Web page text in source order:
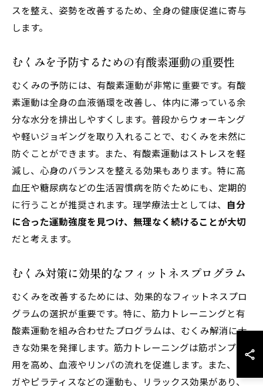
スを整え、姿勢を改善するため、全身の健康促進に寄与
します。
むくみを予防するための有酸素運動の重要性
むくみの予防には、有酸素運動が非常に重要です。有酸
素運動は全身の血液循環を改善し、体内に滞っている余
分な水分を排出しやすくします。普段からウォーキング
や軽いジョギングを取り入れることで、むくみを未然に
防ぐことができます。また、有酸素運動はストレスを軽
減し、心身のバランスを整える効果もあります。特に高
血圧や糖尿病などの生活習慣病を防ぐためにも、定期的
に行うことが推奨されます。理学療法士としては、 自分
に合った運動強度を見つけ、無理なく続けることが大切
だと考えます。
むくみ対策に効果的なフィットネスプログラム
むくみを改善するためには、効果的なフィットネスプロ
グラムの選択が重要です。特に、筋力トレーニングと有
酸素運動を組み合わせたプログラムは、むくみ解消に大
きな効果を発揮します。筋力トレーニングは筋ポンプ作
用を高め、血液やリンパの流れを促進します。また、ヨ
ガやピラティスなどの運動も、リラックス効果があり、